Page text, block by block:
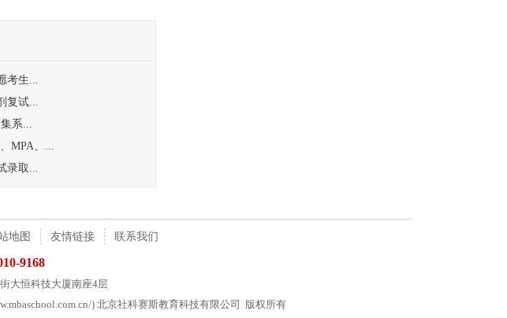
考生...
复试...
系...
MPA、...
录取...
地图 友情链接 联系我们
9168
大恒科技大厦南座4层
) 北京社科赛斯教育科技有限公司 版权所有